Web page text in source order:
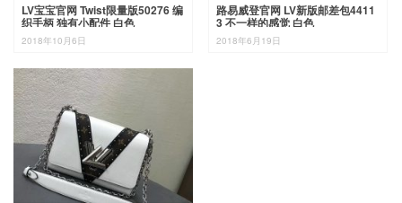
LV宝宝官网 Twist限量版50276 编
织手柄 独有小配件 白色
2018年10月6日
路易威登官网 LV新版邮差包4411
3 不一样的感觉 白色
2018年6月19日